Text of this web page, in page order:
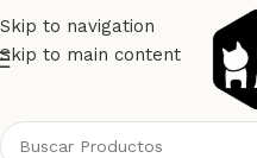
Skip to navigation
Skip to main content